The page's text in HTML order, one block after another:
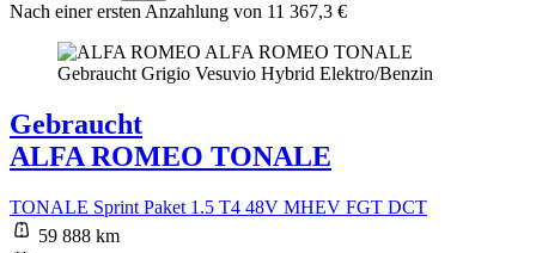
Nach einer ersten Anzahlung von 11 367,3 €
Gebraucht
ALFA ROMEO TONALE
TONALE Sprint Paket 1.5 T4 48V MHEV FGT DCT
59 888 km